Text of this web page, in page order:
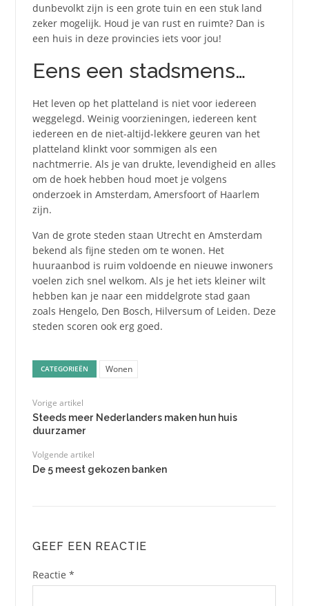
dunbevolkt zijn is een grote tuin en een stuk land
zeker mogelijk. Houd je van rust en ruimte? Dan is
een huis in deze provincies iets voor jou!
Eens een stadsmens…
Het leven op het platteland is niet voor iedereen
weggelegd. Weinig voorzieningen, iedereen kent
iedereen en de niet-altijd-lekkere geuren van het
platteland klinkt voor sommigen als een
nachtmerrie. Als je van drukte, levendigheid en alles
om de hoek hebben houd moet je volgens
onderzoek in Amsterdam, Amersfoort of Haarlem
zijn.
Van de grote steden staan Utrecht en Amsterdam
bekend als fijne steden om te wonen. Het
huuraanbod is ruim voldoende en nieuwe inwoners
voelen zich snel welkom. Als je het iets kleiner wilt
hebben kan je naar een middelgrote stad gaan
zoals Hengelo, Den Bosch, Hilversum of Leiden. Deze
steden scoren ook erg goed.
CATEGORIEËN Wonen
Vorige artikel
Steeds meer Nederlanders maken hun huis
duurzamer
Volgende artikel
De 5 meest gekozen banken
GEEF EEN REACTIE
Reactie *